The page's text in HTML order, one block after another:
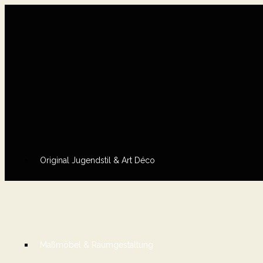
Original Jugendstil & Art Déco
Maßmöbel & Raumgestaltung